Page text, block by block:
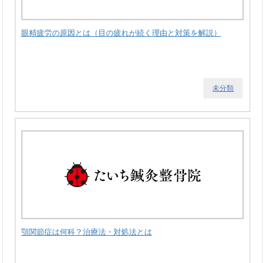
眼精疲労の原因とは（目の疲れが続く理由と対策を解説）
未分類
顎関節症は何科？治療法・対処法とは